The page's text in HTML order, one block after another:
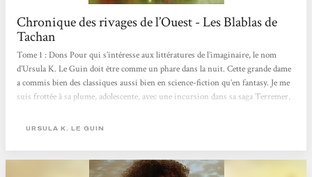
Chronique des rivages de l’Ouest - Les Blablas de
Tachan
Tome 1 : Dons Pour qui s’intéresse aux littératures de l’imaginaire, le nom
d’Ursula K. Le Guin doit être comme un phare dans la nuit. Cette grande dame
a commis bien des classiques aussi bien en science-fiction qu’en fantasy. Je me
suis frottée à sa plume, adolescente, avec une incursion dans sa saga Terremer,
Hain » avec La main gauche de la nuit. Mais à chaque fois quelque chose m’a
Chronique des rivages de l’Ouest,...
URSULA K. LE GUIN